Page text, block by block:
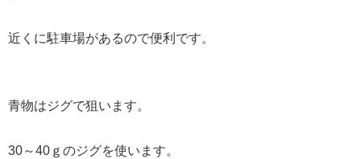
近くに駐車場があるので便利です。
青物はジグで狙います。
30～40ｇのジグを使います。